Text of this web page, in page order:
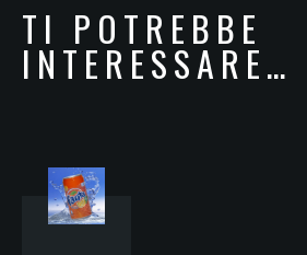
TI POTREBBE
INTERESSARE…